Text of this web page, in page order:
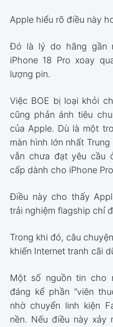
Apple hiểu rõ điều này
Đó là lý do hãng gần
iPhone 18 Pro xoay
lượng pin.
Việc BOE bị loại khỏi
cũng phản ánh tiêu
của Apple. Dù là một
màn hình lớn nhất
vẫn chưa đạt yêu cầu
cấp dành cho iPhone
Điều này cho thấy
trải nghiệm flagship chỉ
Trong khi đó, câu
khiến Internet tranh cãi
Một số nguồn tin cho
đáng kể phần “viên
nhờ chuyển linh kiện
nền. Nếu điều này xảy